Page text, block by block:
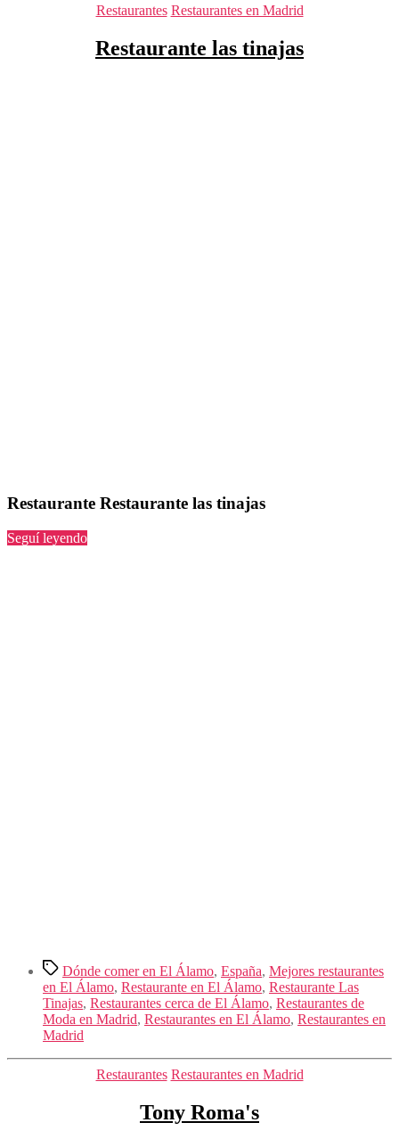
Categorías
Restaurantes Restaurantes en Madrid
Restaurante las tinajas
Restaurante Restaurante las tinajas
Seguí leyendo“Restaurante
Etiquetas
Dónde comer en El Álamo, España, Mejores restaurantes
en El Álamo, Restaurante en El Álamo, Restaurante Las
Tinajas, Restaurantes cerca de El Álamo, Restaurantes de
Moda en Madrid, Restaurantes en El Álamo, Restaurantes en
Madrid
Categorías
Restaurantes Restaurantes en Madrid
Tony Roma's